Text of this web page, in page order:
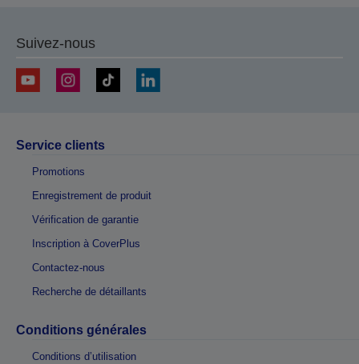
Suivez-nous
Service clients
Promotions
Enregistrement de produit
Vérification de garantie
Inscription à CoverPlus
Contactez-nous
Recherche de détaillants
Conditions générales
Conditions d’utilisation